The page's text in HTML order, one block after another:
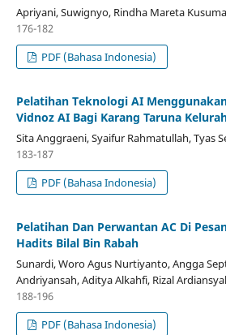
Apriyani, Suwignyo, Rindha Mareta
176-182
PDF (Bahasa Indonesia)
Pelatihan Teknologi AI
Vidnoz AI Bagi Karang Taruna
Sita Anggraeni, Syaifur Rahmatullah, Tyas
183-187
PDF (Bahasa Indonesia)
Pelatihan Dan Perwantan AC Di
Hadits Bilal Bin Rabah
Sunardi, Woro Agus Nurtiyanto, Angga
Andriyansah, Aditya Alkahfi, Rizal
188-196
PDF (Bahasa Indonesia)